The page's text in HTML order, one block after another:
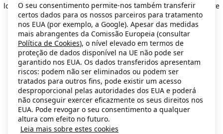
loadingsecondhand.ikea.com (see the browser console for more
information).
O seu consentimento permite-nos também transferir
certos dados para os nossos parceiros para tratamento
nos EUA (por exemplo, a Google). Apesar das medidas
mais abrangentes da Comissão Europeia (consultar
Política de Cookies), o nível elevado em termos de
proteção de dados disponível na UE não pode ser
garantido nos EUA. Os dados transferidos apresentam
riscos: podem não ser eliminados ou podem ser
tratados para outros fins, pode existir um acesso
desproporcional pelas autoridades dos EUA e poderá
não conseguir exercer eficazmente os seus direitos nos
EUA. Pode revogar o seu consentimento a qualquer
altura com efeito no futuro.
Leia mais sobre estes cookies